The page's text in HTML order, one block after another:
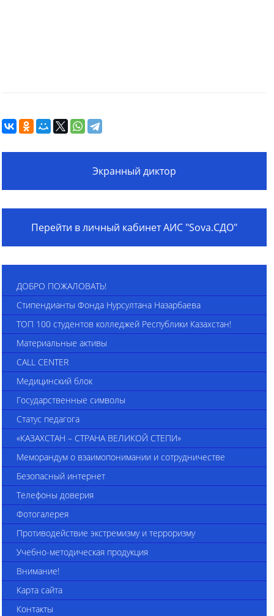
Экранный диктор
Перейти в личный кабинет АИС "Sova.СДО"
ДОБРО ПОЖАЛОВАТЬ!
Стипендианты Фонда Нурсултана Назарбаева
ТОП 100 студентов колледжей Республики Казахстан!
Материальные активы
CALL CENTER
Медицинский блок
Государственные символы
Статус педагога
«КАЗАХСТАН – СТРАНА ВЕЛИКОЙ СТЕПИ»
Меморандум о взаимопонимании и сотрудничестве
Безопасный интернет
Телефоны доверия
Фотогалерея
Противодействие экстремизму и терроризму
Учебно-методическая продукция
Внимание!
Карта сайта
Контакты